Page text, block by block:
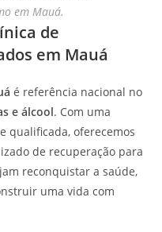
em Mauá.
de
em Mauá
é referência nacional no
e álcool. Com uma
qualificada, oferecemos
de recuperação para
reconquistar a saúde,
uma vida com